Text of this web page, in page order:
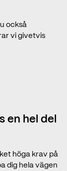
också
vi givetvis
en hel del
höga krav på
dig hela vägen